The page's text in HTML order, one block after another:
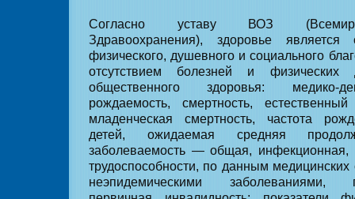
Согласно уставу ВОЗ
Здравоохранения), здоровье является
физического, душевного и социального
отсутствием болезней и физических
общественного здоровья: медико-
рождаемость, смертность,
младенческая смертность, частота
детей, ожидаемая средняя
заболеваемость — общая, инфекционная,
трудоспособности, по данным
неэпидемическими заболеваниями,